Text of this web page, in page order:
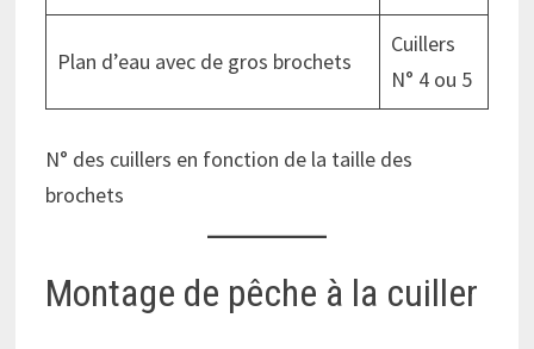
Plan d’eau avec de gros brochets
Cuillers
N° 4 ou 5
N° des cuillers en fonction de la taille des
brochets
Montage de pêche à la cuiller